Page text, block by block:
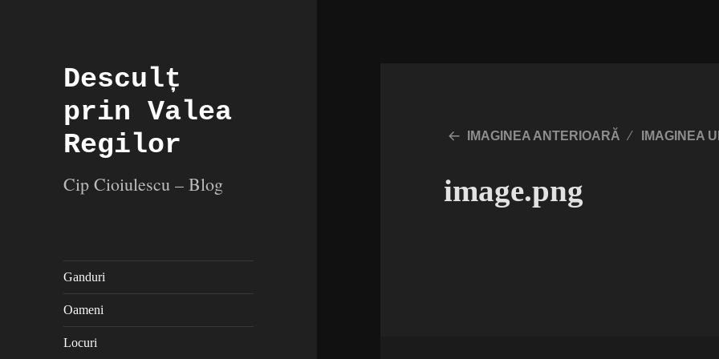
Desculț
prin Valea
Regilor
Cip Cioiulescu – Blog
Ganduri
Oameni
Locuri
IMAGINEA ANTERIOARĂ IMAGINEA
image.png